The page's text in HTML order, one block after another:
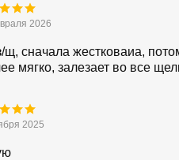
2026
сначала жестковаиа,
мягко, залезает во все
2025